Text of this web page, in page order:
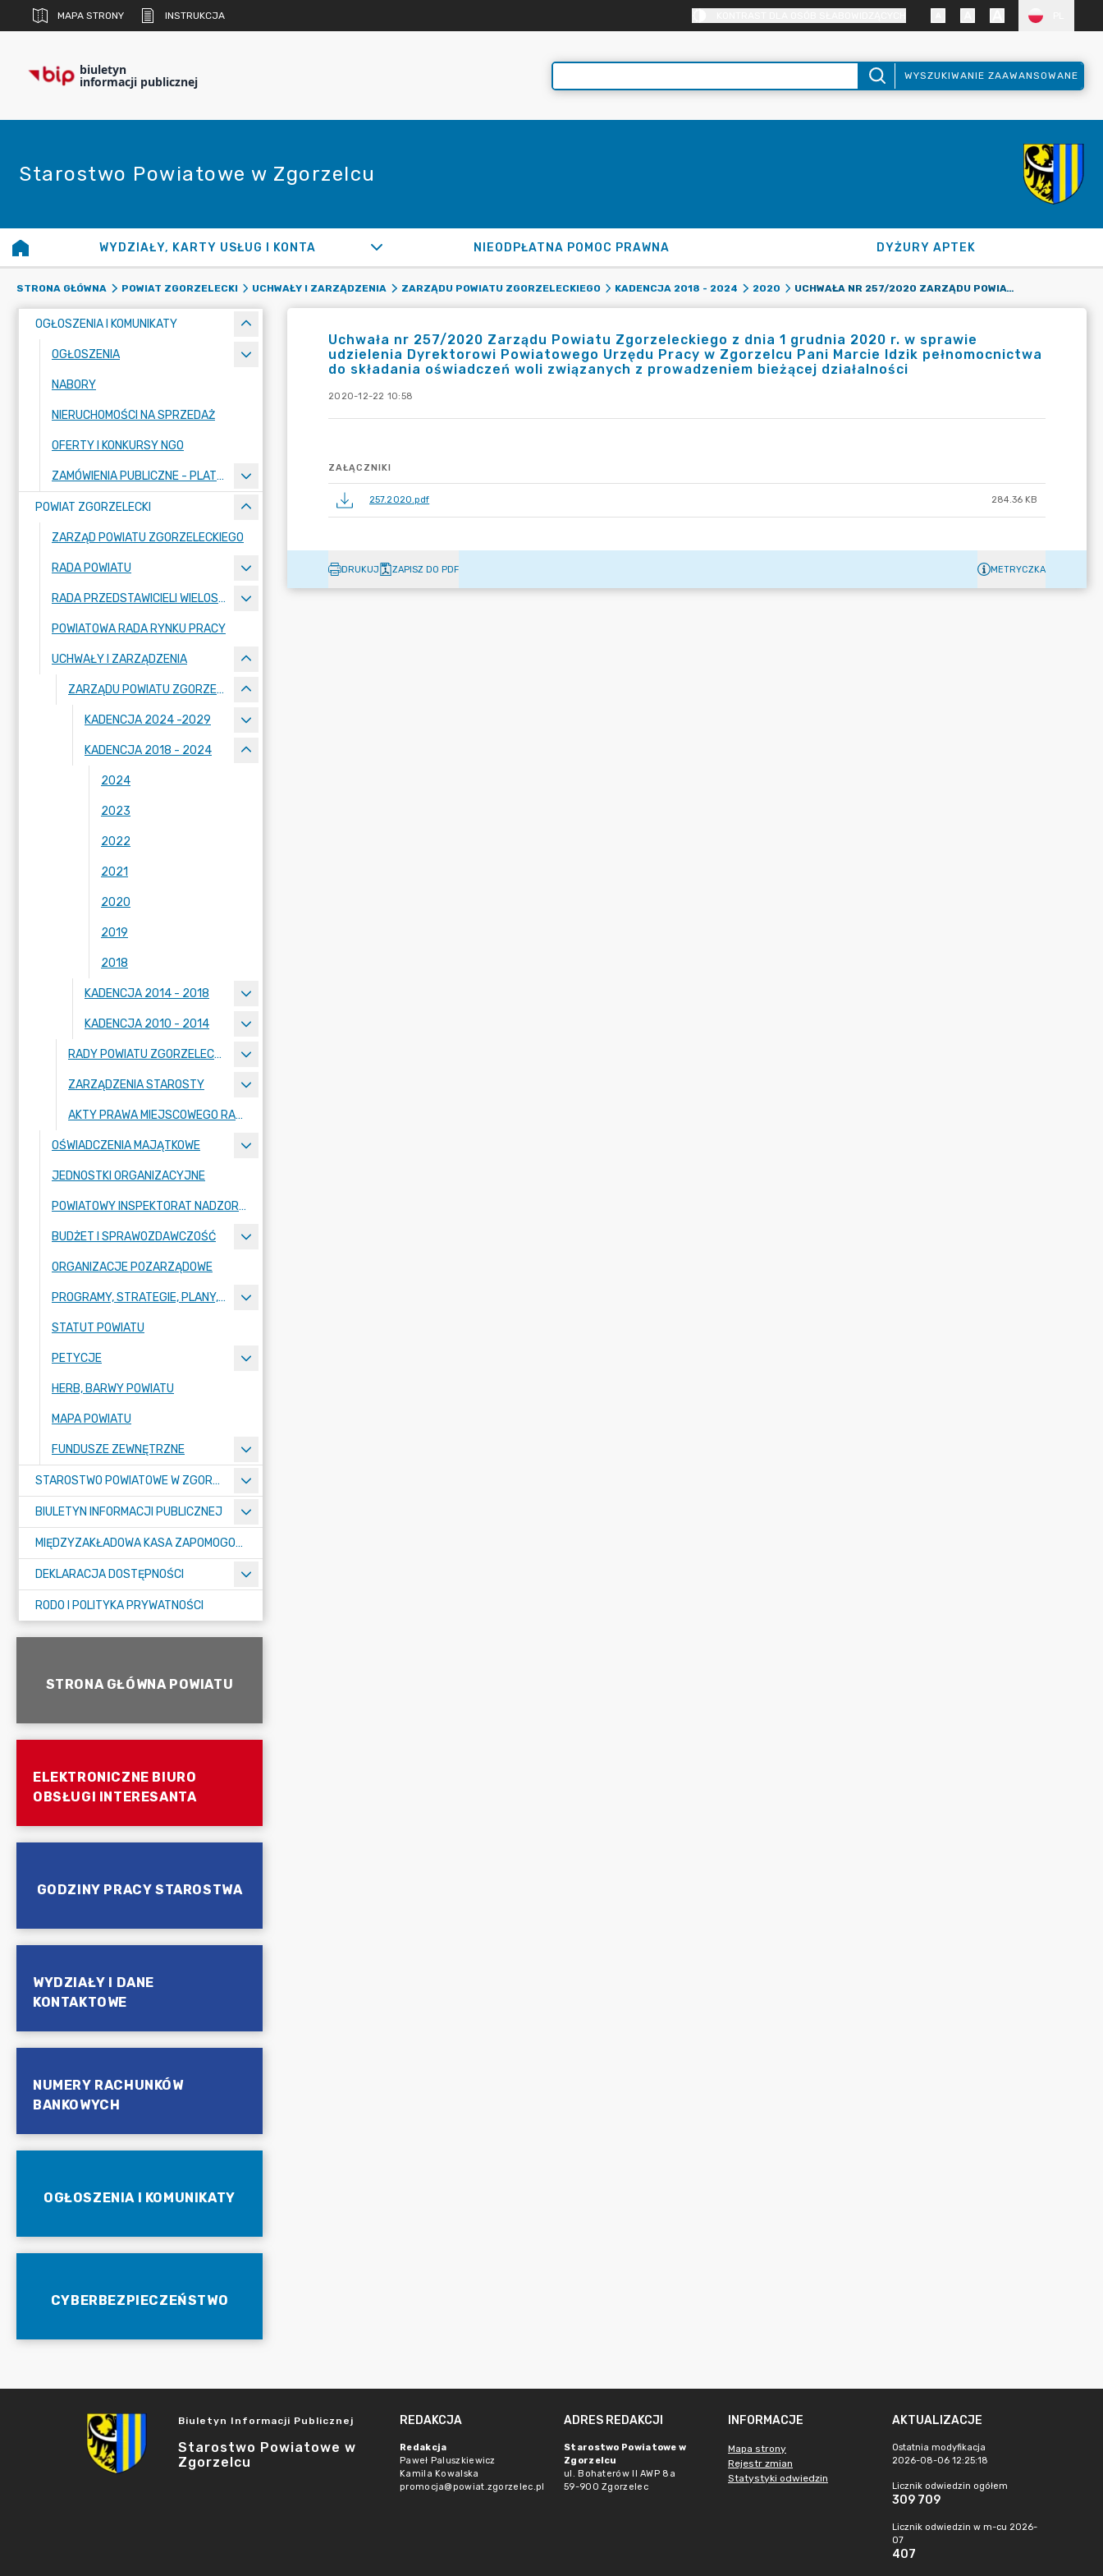
MAPA STRONY INSTRUKCJA
biuletyn
informacji publicznej WYSZUKIWANIE ZAAWANSOWANE
Starostwo Powiatowe w Zgorzelcu
WYDZIAŁY, KARTY USŁUG I KONTA NIEODPŁATNA POMOC PRAWNA DYŻURY APTEK
STRONA GŁÓWNA POWIAT ZGORZELECKI UCHWAŁY I ZARZĄDZENIA ZARZĄDU POWIATU ZGORZELECKIEGO KADENCJA 2018 - 2024 2020 UCHWAŁA NR 257/2020 ZARZĄDU POWIATU ZGORZELECKIEGO Z DNIA 1 GRUDNIA 2020 R. W SPRAWIE UDZIELENIA DYREKTOROWI POWIATOWEGO URZĘDU PRACY W ZGORZELCU PANI MARCIE IDZIK PEŁNOMOCNICTWA DO SKŁADANIA OŚWIADCZEŃ WOLI ZWIĄZANYCH Z PROWADZENIEM BIEŻĄCEJ DZIAŁALNOŚCI
OGŁOSZENIA I KOMUNIKATY
OGŁOSZENIA
NABORY
NIERUCHOMOŚCI NA SPRZEDAŻ
OFERTY I KONKURSY NGO
ZAMÓWIENIA PUBLICZNE - PLATFORMA ZAKUPOWA
POWIAT ZGORZELECKI
ZARZĄD POWIATU ZGORZELECKIEGO
RADA POWIATU
RADA PRZEDSTAWICIELI WIELOSPECJALISTYCZNEGO ZESPOŁU OPIEKI ZDROWOTNEJ "BOLESŁAWIEC-ZGORZELEC" SAMODZIELNEGO PUBLICZNEGO ZAKŁADU OPIEKI ZDROWOTNEJ
POWIATOWA RADA RYNKU PRACY
UCHWAŁY I ZARZĄDZENIA
ZARZĄDU POWIATU ZGORZELECKIEGO
KADENCJA 2024 -2029
KADENCJA 2018 - 2024
2024
2023
2022
2021
2020
2019
2018
KADENCJA 2014 - 2018
KADENCJA 2010 - 2014
RADY POWIATU ZGORZELECKIEGO
ZARZĄDZENIA STAROSTY
AKTY PRAWA MIEJSCOWEGO RADY POWIATU ZGORZELECKIEGO
OŚWIADCZENIA MAJĄTKOWE
JEDNOSTKI ORGANIZACYJNE
POWIATOWY INSPEKTORAT NADZORU BUDOWLANEGO
BUDŻET I SPRAWOZDAWCZOŚĆ
ORGANIZACJE POZARZĄDOWE
PROGRAMY, STRATEGIE, PLANY, RAPORTY
STATUT POWIATU
PETYCJE
HERB, BARWY POWIATU
MAPA POWIATU
FUNDUSZE ZEWNĘTRZNE
STAROSTWO POWIATOWE W ZGORZELCU
BIULETYN INFORMACJI PUBLICZNEJ
MIĘDZYZAKŁADOWA KASA ZAPOMOGOWO-POŻYCZKOWA
DEKLARACJA DOSTĘPNOŚCI
RODO I POLITYKA PRYWATNOŚCI
STRONA GŁÓWNA POWIATU
ELEKTRONICZNE BIURO
OBSŁUGI INTERESANTA
GODZINY PRACY STAROSTWA
WYDZIAŁY I DANE
KONTAKTOWE
NUMERY RACHUNKÓW
BANKOWYCH
OGŁOSZENIA I KOMUNIKATY
CYBERBEZPIECZEŃSTWO
Uchwała nr 257/2020 Zarządu Powiatu Zgorzeleckiego z dnia 1 grudnia 2020 r. w sprawie
udzielenia Dyrektorowi Powiatowego Urzędu Pracy w Zgorzelcu Pani Marcie Idzik pełnomocnictwa
do składania oświadczeń woli związanych z prowadzeniem bieżącej działalności
2020-12-22 10:58
ZAŁĄCZNIKI
257.2020.pdf 284.36 KB
DRUKUJ ZAPISZ DO PDF METRYCZKA
Biuletyn Informacji Publicznej
Starostwo Powiatowe w
Zgorzelcu
REDAKCJA
Redakcja
Paweł Paluszkiewicz
Kamila Kowalska
promocja@powiat.zgorzelec.pl
ADRES REDAKCJI
Starostwo Powiatowe w
Zgorzelcu
ul. Bohaterów II AWP 8a
59-900 Zgorzelec
INFORMACJE
Mapa strony
Rejestr zmian
Statystyki odwiedzin
AKTUALIZACJE
Ostatnia modyfikacja
2026-08-06 12:25:18
Licznik odwiedzin ogółem
309 709
Licznik odwiedzin w m-cu 2026-
07
407